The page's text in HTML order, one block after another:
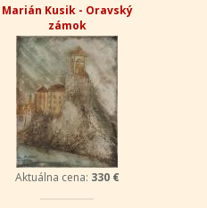
Marián Kusik - Oravský
zámok
Aktuálna cena: 330 €